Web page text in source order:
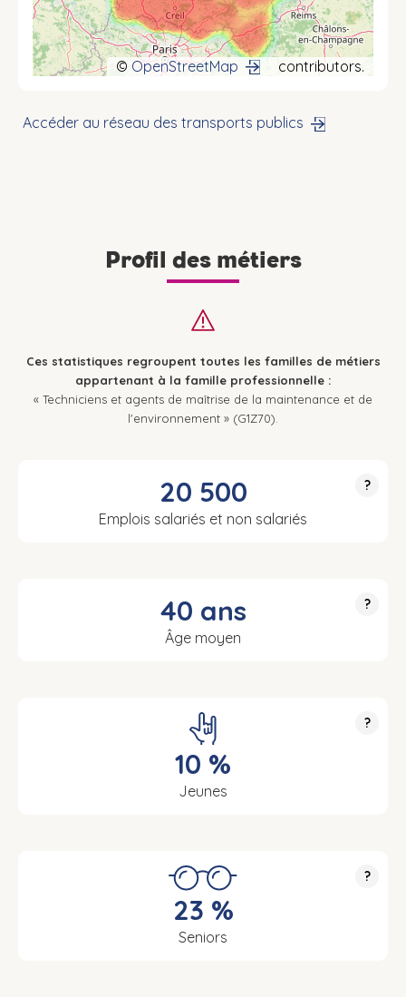
© OpenStreetMap contributors.
Accéder au réseau des transports publics
Profil des métiers
Ces statistiques regroupent toutes les familles de métiers
appartenant à la famille professionnelle :
« Techniciens et agents de maîtrise de la maintenance et de
l'environnement » (G1Z70).
?
20 500
Emplois salariés et non salariés
?
40 ans
Âge moyen
?
10 %
Jeunes
?
23 %
Seniors